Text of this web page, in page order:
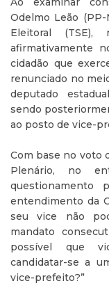
Odelmo Leão
Eleitoral (TSE),
afirmativamente
cidadão que
renunciado no
deputado
sendo
ao posto de vice-
Com base no voto
Plenário, no
questionamento
entendimento da
seu vice não
mandato
possível que
candidatar-se a
vice-prefeito?”